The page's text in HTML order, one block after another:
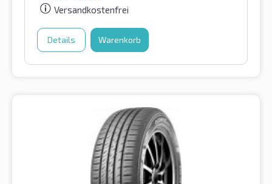
Versandkostenfrei
Details Warenkorb